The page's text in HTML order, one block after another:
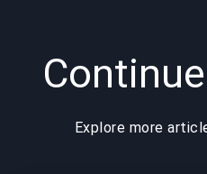
Explore more